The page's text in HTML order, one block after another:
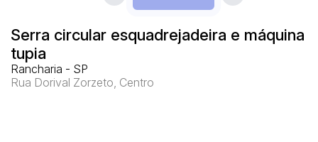
Serra circular esquadrejadeira e máquina
tupia
Rancharia - SP
Rua Dorival Zorzeto, Centro